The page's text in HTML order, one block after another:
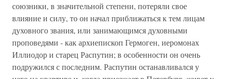
союзники, в значительной степени, потеряли свое
влияние и силу, то он начал приближаться к тем лицам
духовного звания, или занимающимся духовными
проповедями - как архиепископ Гермоген, иеромонах
Иллиодор и старец Распутин; в особенности он очень
подружился с последним. Распутин останавливался у